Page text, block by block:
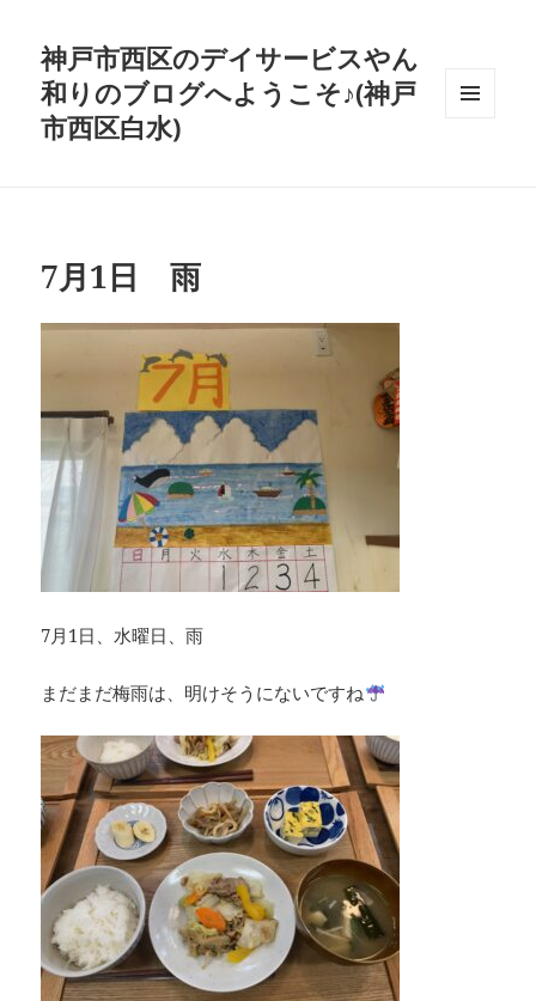
神戸市西区のデイサービスやん
和りのブログへようこそ♪(神戸
市西区白水)
7月1日 雨
7月1日、水曜日、雨
まだまだ梅雨は、明けそうにないですね